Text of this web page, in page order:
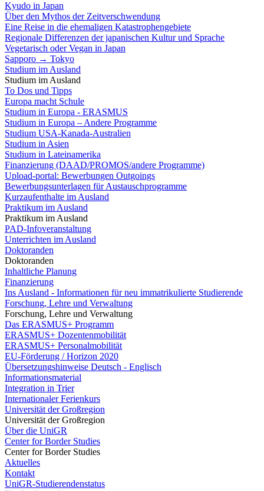
Kyudo in Japan
Über den Mythos der Zeitverschwendung
Eine Reise in die ehemaligen Katastrophengebiete
Regionale Differenzen der japanischen Kultur und Sprache
Vegetarisch oder Vegan in Japan
Sapporo → Tokyo
Studium im Ausland
Studium im Ausland
To Dos und Tipps
Europa macht Schule
Studium in Europa - ERASMUS
Studium in Europa – Andere Programme
Studium USA-Kanada-Australien
Studium in Asien
Studium in Lateinamerika
Finanzierung (DAAD/PROMOS/andere Programme)
Upload-portal: Bewerbungen Outgoings
Bewerbungsunterlagen für Austauschprogramme
Kurzaufenthalte im Ausland
Praktikum im Ausland
Praktikum im Ausland
PAD-Infoveranstaltung
Unterrichten im Ausland
Doktoranden
Doktoranden
Inhaltliche Planung
Finanzierung
Ins Ausland - Informationen für neu immatrikulierte Studierende
Forschung, Lehre und Verwaltung
Forschung, Lehre und Verwaltung
Das ERASMUS+ Programm
ERASMUS+ Dozentenmobilität
ERASMUS+ Personalmobilität
EU-Förderung / Horizon 2020
Übersetzungshinweise Deutsch - Englisch
Informationsmaterial
Integration in Trier
Internationaler Ferienkurs
Universität der Großregion
Universität der Großregion
Über die UniGR
Center for Border Studies
Center for Border Studies
Aktuelles
Kontakt
UniGR-Studierendenstatus